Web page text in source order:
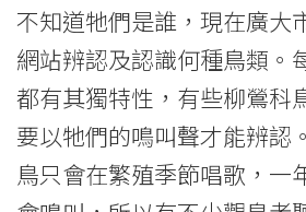
學
院
消
息
不知道牠們是誰，現在廣大
網站辨認及認識何種鳥類。
都有其獨特性，有些柳鶯科
要以牠們的鳴叫聲才能辨認
鳥只會在繁殖季節唱歌，一